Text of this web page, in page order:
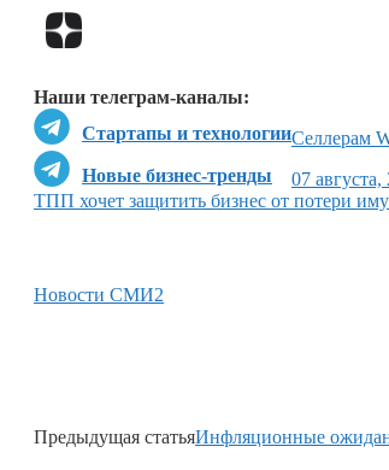
Наши телеграм-каналы:
Стартапы и технологии
Новые бизнес-тренды
Селлерам
07 августа,
ТПП хочет защитить бизнес от потери
Новости СМИ2
Предыдущая статьяИнфляционные